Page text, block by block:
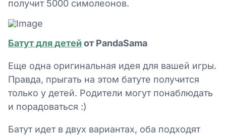
получит 5000 симолеонов.
Батут для детей от PandaSama
Еще одна оригинальная идея для вашей игры.
Правда, прыгать на этом батуте получится
только у детей. Родители могут понаблюдать
и порадоваться :)
Батут идет в двух вариантах, оба подходят